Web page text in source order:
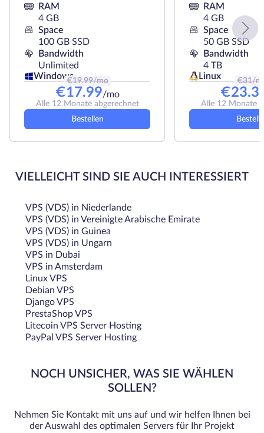
RAM
4 GB
Space
100 GB SSD
Bandwidth
Unlimited
Windows
€19.99/mo
€17.99/mo
Alle 12 Monate abgerechnet
Bestellen
RAM
4 GB
Space
50 GB SSD
Bandwidth
4 TB
Linux
€31/
€
Alle 12 Monate
VIELLEICHT SIND SIE AUCH INTERESSIERT
VPS (VDS) in Niederlande
VPS (VDS) in Vereinigte Arabische Emirate
VPS (VDS) in Guinea
VPS (VDS) in Ungarn
VPS in Dubai
VPS in Amsterdam
Linux VPS
Debian VPS
Django VPS
PrestaShop VPS
Litecoin VPS Server Hosting
PayPal VPS Server Hosting
NOCH UNSICHER, WAS SIE WÄHLEN
SOLLEN?
Nehmen Sie Kontakt mit uns auf und wir helfen Ihnen bei
der Auswahl des optimalen Servers für Ihr Projekt